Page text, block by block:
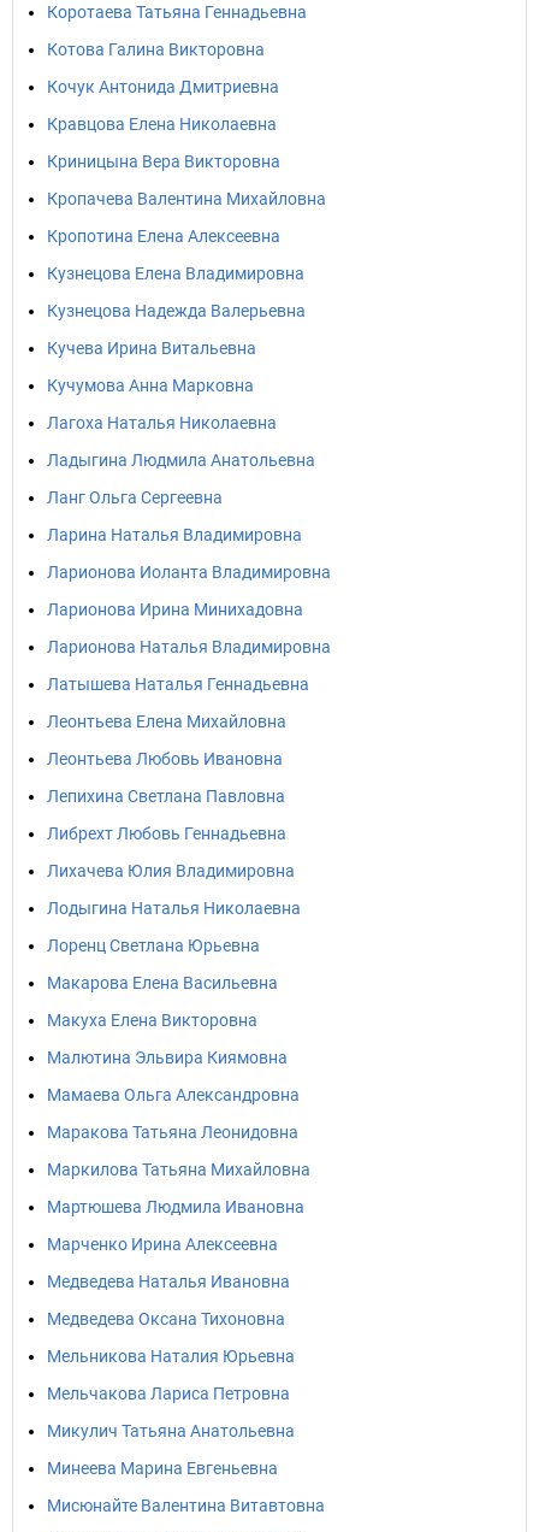
Коротаева Татьяна Геннадьевна
Котова Галина Викторовна
Кочук Антонида Дмитриевна
Кравцова Елена Николаевна
Криницына Вера Викторовна
Кропачева Валентина Михайловна
Кропотина Елена Алексеевна
Кузнецова Елена Владимировна
Кузнецова Надежда Валерьевна
Кучева Ирина Витальевна
Кучумова Анна Марковна
Лагоха Наталья Николаевна
Ладыгина Людмила Анатольевна
Ланг Ольга Сергеевна
Ларина Наталья Владимировна
Ларионова Иоланта Владимировна
Ларионова Ирина Минихадовна
Ларионова Наталья Владимировна
Латышева Наталья Геннадьевна
Леонтьева Елена Михайловна
Леонтьева Любовь Ивановна
Лепихина Светлана Павловна
Либрехт Любовь Геннадьевна
Лихачева Юлия Владимировна
Лодыгина Наталья Николаевна
Лоренц Светлана Юрьевна
Макарова Елена Васильевна
Макуха Елена Викторовна
Малютина Эльвира Киямовна
Мамаева Ольга Александровна
Маракова Татьяна Леонидовна
Маркилова Татьяна Михайловна
Мартюшева Людмила Ивановна
Марченко Ирина Алексеевна
Медведева Наталья Ивановна
Медведева Оксана Тихоновна
Мельникова Наталия Юрьевна
Мельчакова Лариса Петровна
Микулич Татьяна Анатольевна
Минеева Марина Евгеньевна
Мисюнайте Валентина Витавтовна